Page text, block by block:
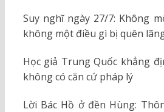
Suy nghĩ ngày 27/7: Không
không một điều gì bị quên
Học giả Trung Quốc khẳng
không có căn cứ pháp lý
Lời Bác Hồ ở đền Hùng: